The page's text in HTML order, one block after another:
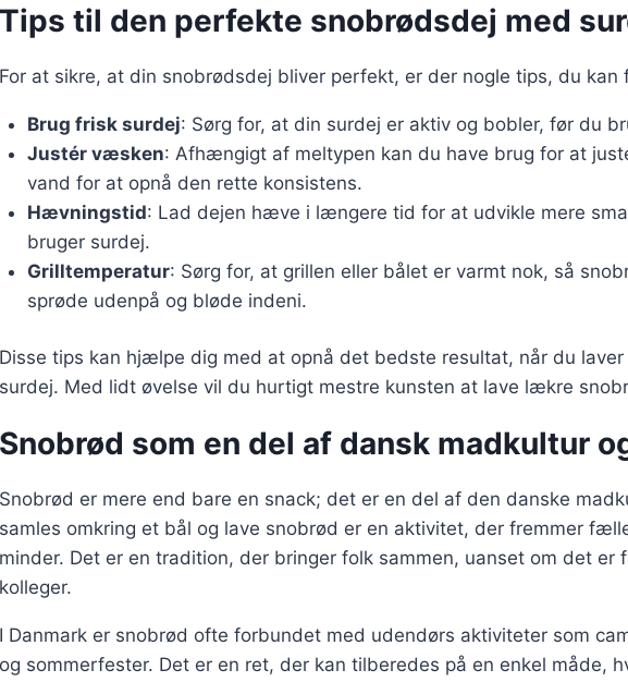
Tips til den perfekte snobrødsdej med
For at sikre, at din snobrødsdej bliver perfekt, er der nogle tips, du kan
Brug frisk surdej: Sørg for, at din surdej er aktiv og bobler, før du
Justér væsken: Afhængigt af meltypen kan du have brug for at
vand for at opnå den rette konsistens.
Hævningstid: Lad dejen hæve i længere tid for at udvikle mere
bruger surdej.
Grilltemperatur: Sørg for, at grillen eller bålet er varmt nok, så
sprøde udenpå og bløde indeni.
Disse tips kan hjælpe dig med at opnå det bedste resultat, når du
surdej. Med lidt øvelse vil du hurtigt mestre kunsten at lave lækre
Snobrød som en del af dansk madkultur
Snobrød er mere end bare en snack; det er en del af den danske
samles omkring et bål og lave snobrød er en aktivitet, der fremmer
minder. Det er en tradition, der bringer folk sammen, uanset om det er
kolleger.
I Danmark er snobrød ofte forbundet med udendørs aktiviteter som
og sommerfester. Det er en ret, der kan tilberedes på en enkel måde,